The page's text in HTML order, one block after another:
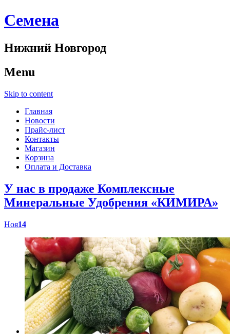
Cемена
Нижний Новгород
Menu
Skip to content
Главная
Новости
Прайс-лист
Контакты
Магазин
Корзина
Оплата и Доставка
У нас в продаже Комплексные
Минеральные Удобрения «КИМИРА»
Ноя14